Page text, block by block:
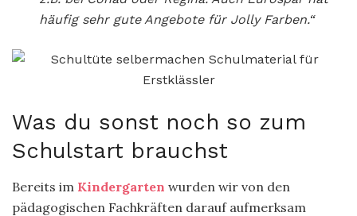
häufig sehr gute Angebote für Jolly Farben.“
Was du sonst noch so zum
Schulstart brauchst
Bereits im Kindergarten wurden wir von den
pädagogischen Fachkräften darauf aufmerksam